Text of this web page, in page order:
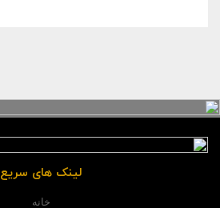
لینک های سریع
خانه